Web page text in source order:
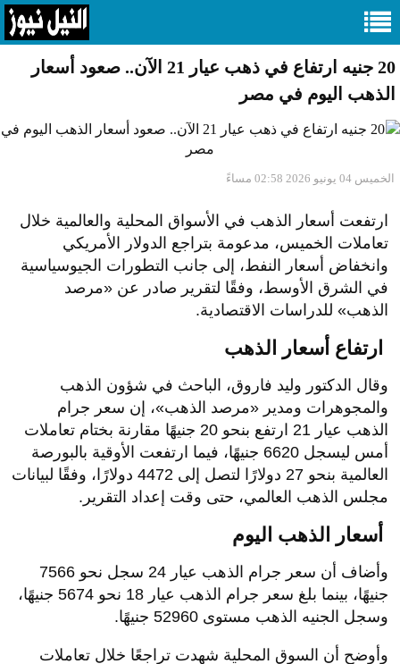
20 جنيه ارتفاع في ذهب عيار 21 الآن.. صعود أسعار
الذهب اليوم في مصر
الخميس 04 يونيو 2026 02:58 مساءً
ارتفعت أسعار الذهب في الأسواق المحلية والعالمية خلال
تعاملات الخميس، مدعومة بتراجع الدولار الأمريكي
وانخفاض أسعار النفط، إلى جانب التطورات الجيوسياسية
في الشرق الأوسط، وفقًا لتقرير صادر عن «مرصد
الذهب» للدراسات الاقتصادية.
وقال الدكتور وليد فاروق، الباحث في شؤون الذهب
والمجوهرات ومدير «مرصد الذهب»، إن سعر جرام
الذهب عيار 21 ارتفع بنحو 20 جنيهًا مقارنة بختام تعاملات
أمس ليسجل 6620 جنيهًا، فيما ارتفعت الأوقية بالبورصة
العالمية بنحو 27 دولارًا لتصل إلى 4472 دولارًا، وفقًا لبيانات
مجلس الذهب العالمي، حتى وقت إعداد التقرير.
وأضاف أن سعر جرام الذهب عيار 24 سجل نحو 7566
جنيهًا، بينما بلغ سعر جرام الذهب عيار 18 نحو 5674 جنيهًا،
وسجل الجنيه الذهب مستوى 52960 جنيهًا.
وأوضح أن السوق المحلية شهدت تراجعًا خلال تعاملات